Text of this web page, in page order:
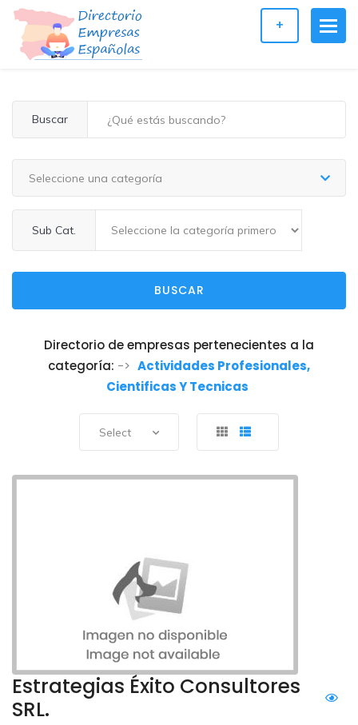
+
Buscar
Seleccione una categoría
Sub Cat.
BUSCAR
Directorio de empresas pertenecientes a la
categoría: -> Actividades Profesionales,
Cientificas Y Tecnicas
Select
Estrategias Éxito Consultores
SRL.